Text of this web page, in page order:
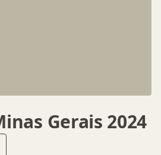
Gerais 2024